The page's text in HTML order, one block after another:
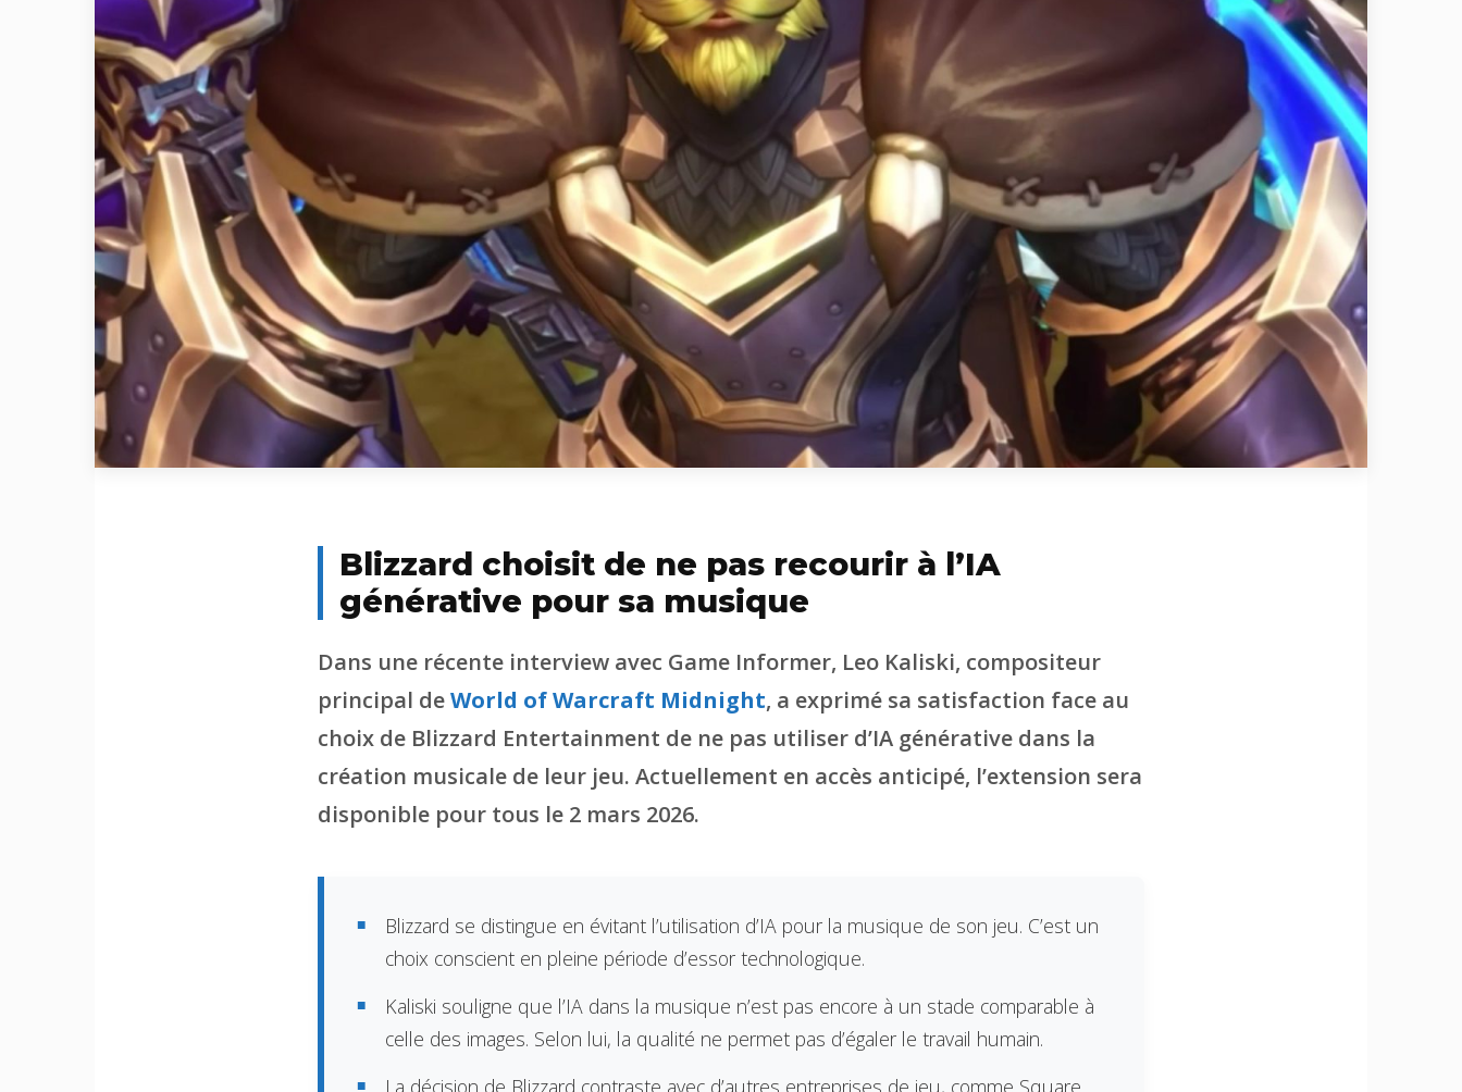
Blizzard choisit de ne pas recourir à l’IA
générative pour sa musique
Dans une récente interview avec Game Informer, Leo Kaliski, compositeur
principal deWorld of Warcraft Midnight, a exprimé sa satisfaction face au
choix de Blizzard Entertainment de ne pas utiliser d’IA générative dans la
création musicale de leur jeu. Actuellement en accès anticipé, l’extension sera
disponible pour tous le 2 mars 2026.
Blizzard se distingue en évitant l’utilisation d’IA pour la musique de son jeu. C’est un
choix conscient en pleine période d’essor technologique.
Kaliski souligne que l’IA dans la musique n’est pas encore à un stade comparable à
celle des images. Selon lui, la qualité ne permet pas d’égaler le travail humain.